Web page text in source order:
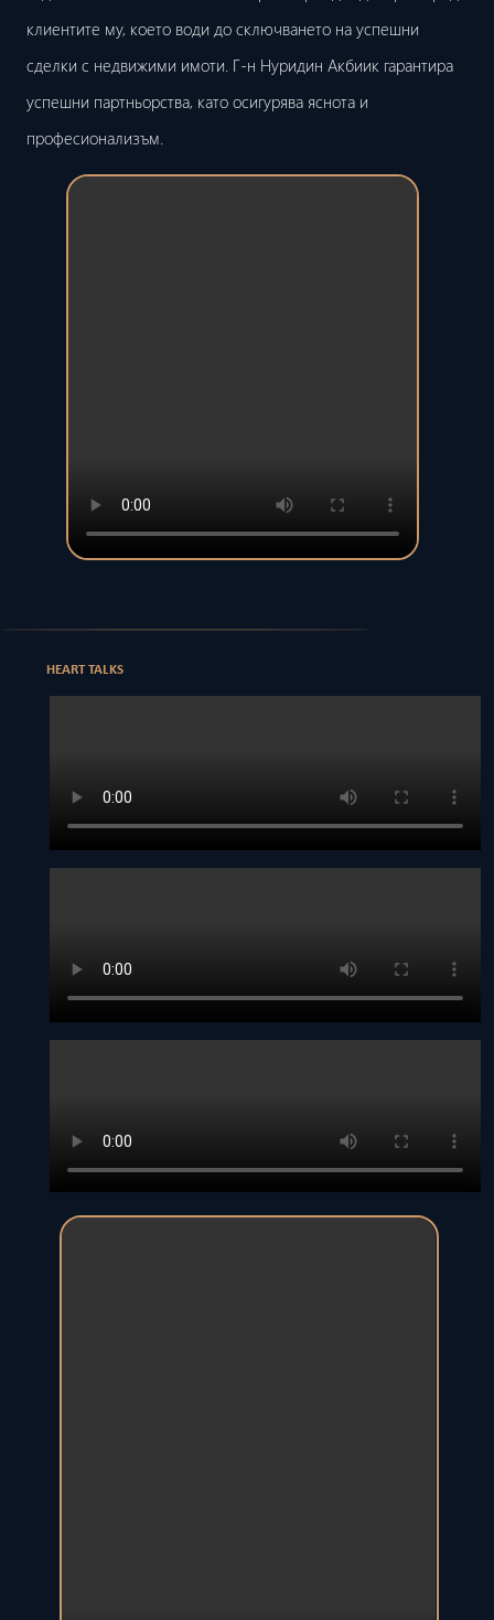
клиентите му, което води до сключването на успешни
сделки с недвижими имоти. Г-н Нуридин Акбиик гарантира
успешни партньорства, като осигурява яснота и
професионализъм.
HEART TALKS